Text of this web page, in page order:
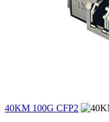
40KM 100G CFP2